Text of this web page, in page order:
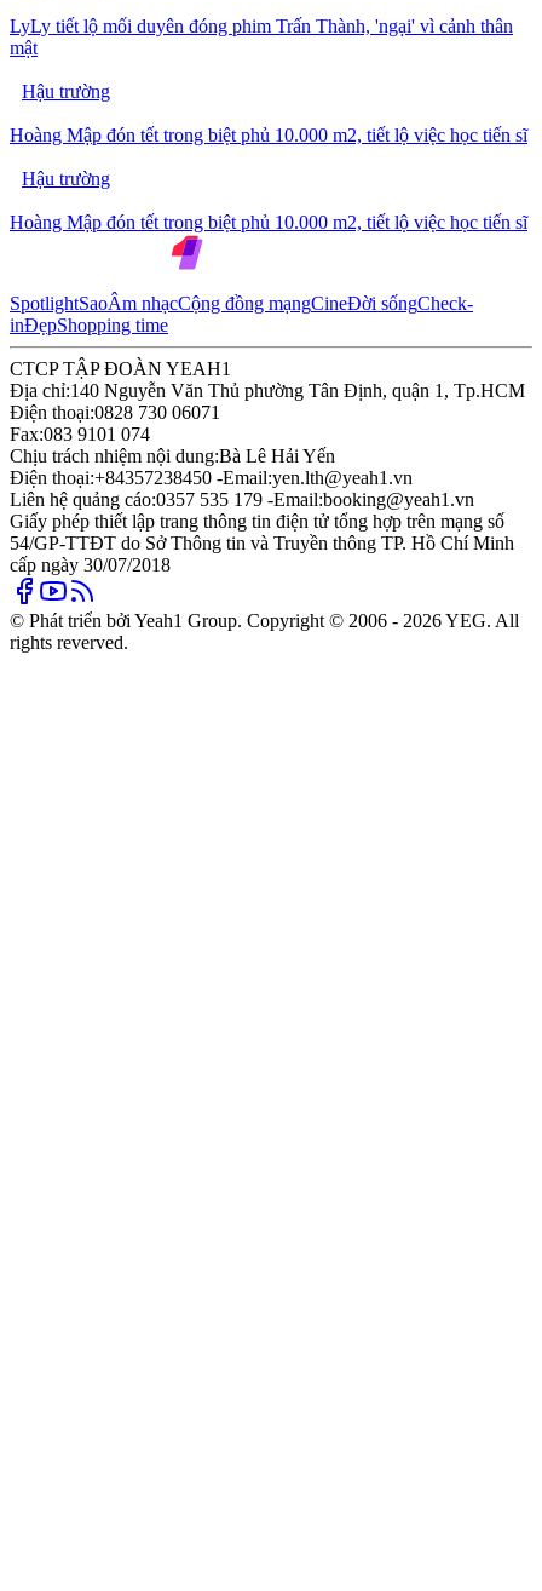
LyLy tiết lộ mối duyên đóng phim Trấn Thành, 'ngại' vì cảnh thân
mật
Hậu trường
Hoàng Mập đón tết trong biệt phủ 10.000 m2, tiết lộ việc học tiến sĩ
Hậu trường
Hoàng Mập đón tết trong biệt phủ 10.000 m2, tiết lộ việc học tiến sĩ
SpotlightSaoÂm nhạcCộng đồng mạngCineĐời sốngCheck-
inĐẹpShopping time
CTCP TẬP ĐOÀN YEAH1
Địa chỉ:140 Nguyễn Văn Thủ phường Tân Định, quận 1, Tp.HCM
Điện thoại:0828 730 06071
Fax:083 9101 074
Chịu trách nhiệm nội dung:Bà Lê Hải Yến
Điện thoại:+84357238450 -Email:yen.lth@yeah1.vn
Liên hệ quảng cáo:0357 535 179 -Email:booking@yeah1.vn
Giấy phép thiết lập trang thông tin điện tử tổng hợp trên mạng số
54/GP-TTĐT do Sở Thông tin và Truyền thông TP. Hồ Chí Minh
cấp ngày 30/07/2018
© Phát triển bởi Yeah1 Group. Copyright © 2006 - 2026 YEG. All
rights reverved.